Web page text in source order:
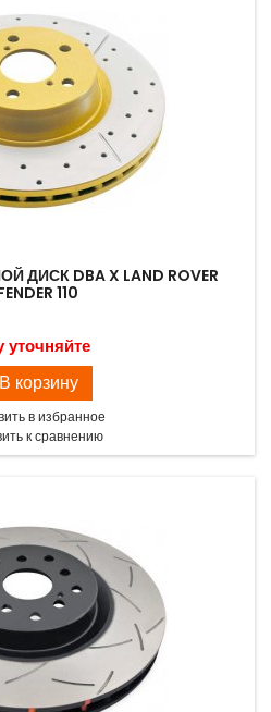
ДИСК DBA X LAND ROVER
110
уточняйте
В корзину
в избранное
к сравнению